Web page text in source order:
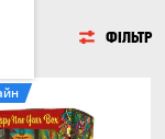
ФІЛЬТР